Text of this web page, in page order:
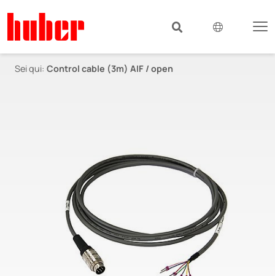
Sei qui: Control cable (3m) AIF / open